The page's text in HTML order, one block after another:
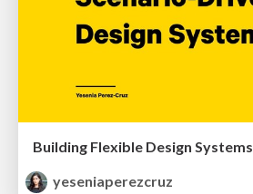
Building Flexible Design Systems
yeseniaperezcruz